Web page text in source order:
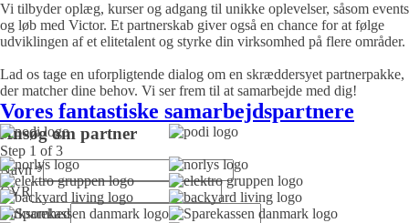
Vi tilbyder oplæg, kurser og adgang til unikke oplevelser, såsom events
og løb med Victor. Et partnerskab giver også en chance for at følge
udviklingen af et elitetalent og styrke din virksomhed på flere områder.
Lad os tage en uforpligtende dialog om en skræddersyet partnerpakke,
der matcher dine behov. Vi ser frem til at samarbejde med dig!
Vores fantastiske samarbejdspartnere
Ansøg om partner
Step 1 of 3
Navn*
CVR
Virksomhed